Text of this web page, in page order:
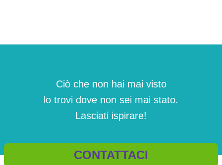
Ciò che non hai mai visto
lo trovi dove non sei mai stato.
Lasciati ispirare!
CONTATTACI